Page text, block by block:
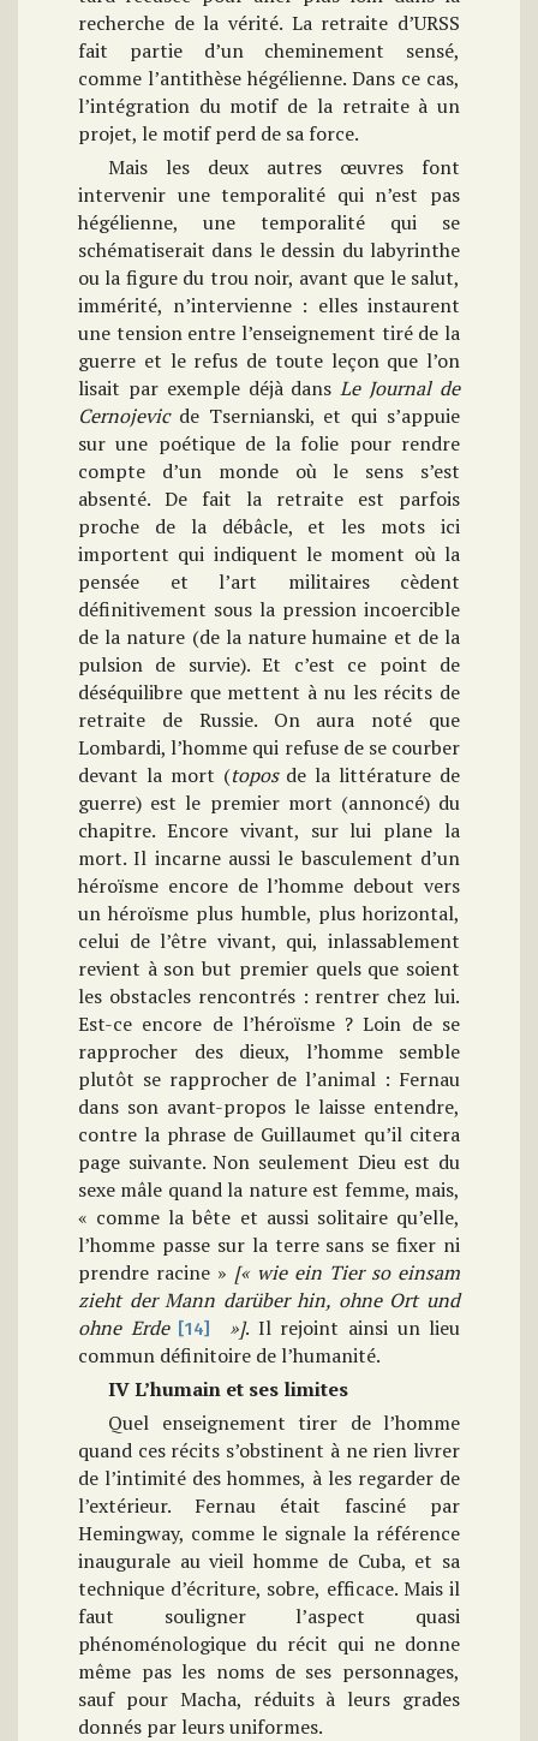
recherche de la vérité. La retraite d’URSS
fait partie d’un cheminement sensé,
comme l’antithèse hégélienne. Dans ce cas,
l’intégration du motif de la retraite à un
projet, le motif perd de sa force.
Mais les deux autres œuvres font
intervenir une temporalité qui n’est pas
hégélienne, une temporalité qui se
schématiserait dans le dessin du labyrinthe
ou la figure du trou noir, avant que le salut,
immérité, n’intervienne : elles instaurent
une tension entre l’enseignement tiré de la
guerre et le refus de toute leçon que l’on
lisait par exemple déjà dansLe Journal de
Cernojevicde Tsernianski, et qui s’appuie
sur une poétique de la folie pour rendre
compte d’un monde où le sens s’est
absenté. De fait la retraite est parfois
proche de la débâcle, et les mots ici
importent qui indiquent le moment où la
pensée et l’art militaires cèdent
définitivement sous la pression incoercible
de la nature (de la nature humaine et de la
pulsion de survie). Et c’est ce point de
déséquilibre que mettent à nu les récits de
retraite de Russie. On aura noté que
Lombardi, l’homme qui refuse de se courber
devant la mort (toposde la littérature de
guerre) est le premier mort (annoncé) du
chapitre. Encore vivant, sur lui plane la
mort. Il incarne aussi le basculement d’un
héroïsme encore de l’homme debout vers
un héroïsme plus humble, plus horizontal,
celui de l’être vivant, qui, inlassablement
revient à son but premier quels que soient
les obstacles rencontrés : rentrer chez lui.
Est-ce encore de l’héroïsme ? Loin de se
rapprocher des dieux, l’homme semble
plutôt se rapprocher de l’animal : Fernau
dans son avant-propos le laisse entendre,
contre la phrase de Guillaumet qu’il citera
page suivante. Non seulement Dieu est du
sexe mâle quand la nature est femme, mais,
« comme la bête et aussi solitaire qu’elle,
l’homme passe sur la terre sans se fixer ni
prendre racine » [« wie ein Tier so einsam
zieht der Mann darüber hin, ohne Ort und
ohne Erde [14] »]. Il rejoint ainsi un lieu
commun définitoire de l’humanité.
IV L’humain et ses limites
Quel enseignement tirer de l’homme
quand ces récits s’obstinent à ne rien livrer
de l’intimité des hommes, à les regarder de
l’extérieur. Fernau était fasciné par
Hemingway, comme le signale la référence
inaugurale au vieil homme de Cuba, et sa
technique d’écriture, sobre, efficace. Mais il
faut souligner l’aspect quasi
phénoménologique du récit qui ne donne
même pas les noms de ses personnages,
sauf pour Macha, réduits à leurs grades
donnés par leurs uniformes.